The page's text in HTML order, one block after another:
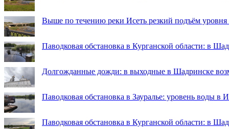
Выше по течению реки Исеть резкий подъём
Паводковая обстановка в Курганской области: в
Долгожданные дожди: в выходные в Шадринске
Паводковая обстановка в Зауралье: уровень воды в
Паводковая обстановка в Курганской области: в